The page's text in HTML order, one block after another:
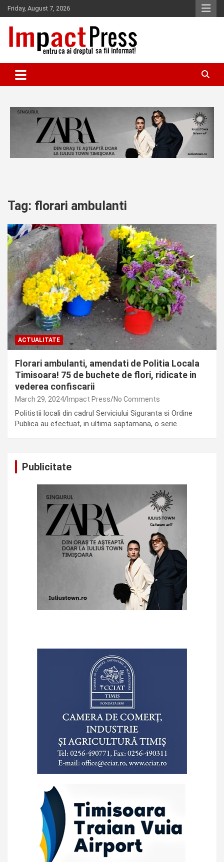
Skip
to
content
Friday, August 7, 2026
IMPACTPRESS
Tag: florari ambulanti
ACTUALITATE
Florari ambulanti, amendati de Politia Locala
Timisoara! 75 de buchete de flori, ridicate in
vederea confiscarii
March 29, 2024 Impact Press No Comments
Politistii locali din cadrul Serviciului Siguranta si Ordine
Publica au efectuat, in ultima saptamana, o serie…
Publicitate